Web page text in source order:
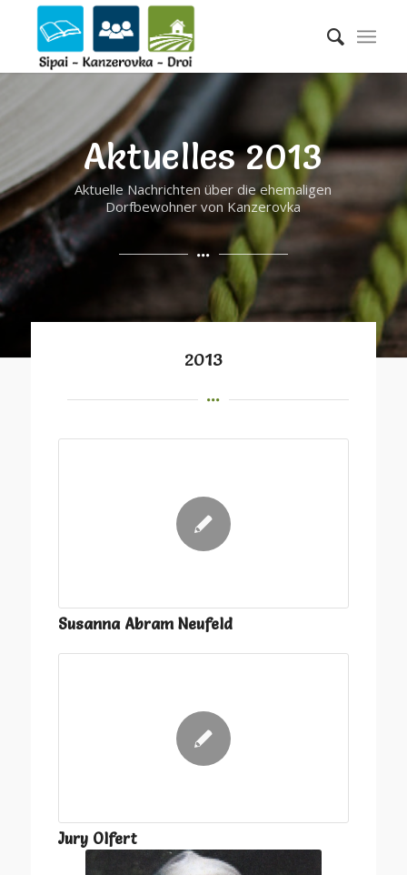
Aktuelles 2013
Aktuelle Nachrichten über die ehemaligen
Dorfbewohner von Kanzerovka
2013
Susanna Abram Neufeld
Jury Olfert